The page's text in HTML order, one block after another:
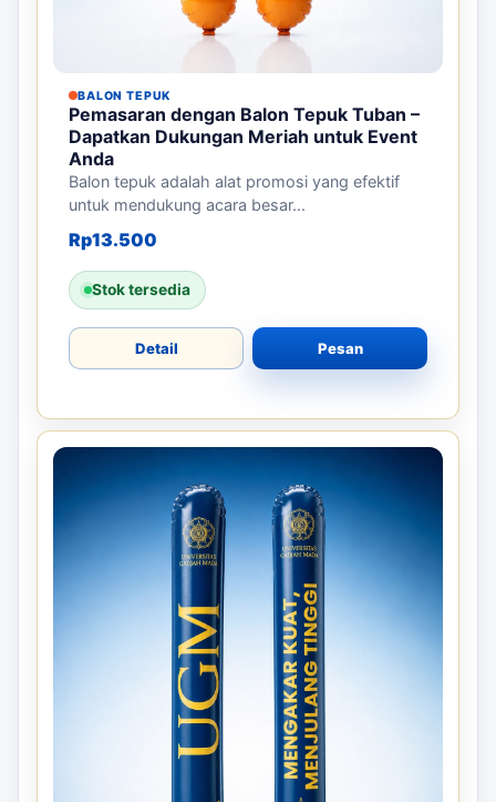
BALON TEPUK
Pemasaran dengan Balon Tepuk Tuban –
Dapatkan Dukungan Meriah untuk Event
Anda
Balon tepuk adalah alat promosi yang efektif
untuk mendukung acara besar...
Rp13.500
Stok tersedia
Detail Pesan